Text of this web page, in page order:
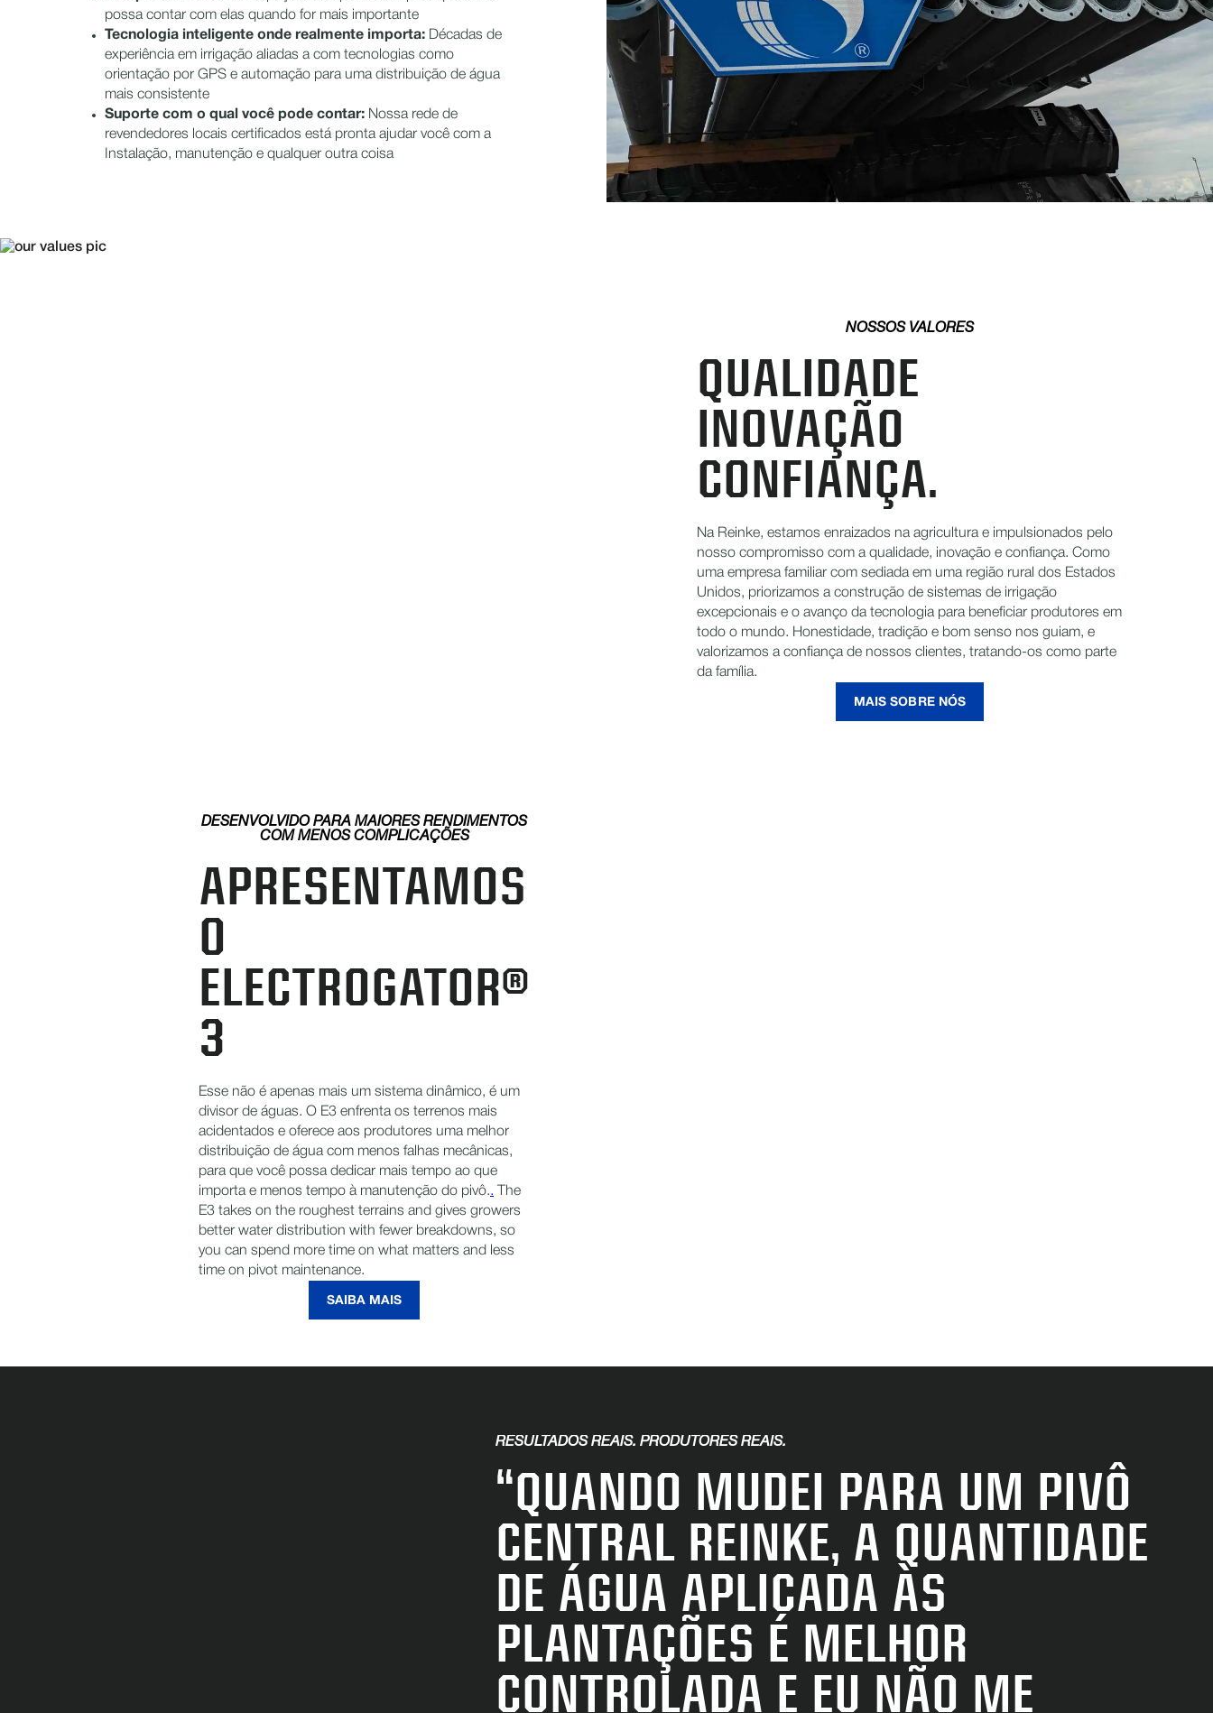
possa contar com elas quando for mais importante
Tecnologia inteligente onde realmente importa: Décadas de
experiência em irrigação aliadas a com tecnologias como
orientação por GPS e automação para uma distribuição de água
mais consistente
Suporte com o qual você pode contar: Nossa rede de
revendedores locais certificados está pronta ajudar você com a
Instalação, manutenção e qualquer outra coisa
NOSSOS VALORES
QUALIDADE
INOVAÇÃO
CONFIANÇA.
Na Reinke, estamos enraizados na agricultura e impulsionados pelo
nosso compromisso com a qualidade, inovação e confiança. Como
uma empresa familiar com sediada em uma região rural dos Estados
Unidos, priorizamos a construção de sistemas de irrigação
excepcionais e o avanço da tecnologia para beneficiar produtores em
todo o mundo. Honestidade, tradição e bom senso nos guiam, e
valorizamos a confiança de nossos clientes, tratando-os como parte
da família.
MAIS SOBRE NÓS
DESENVOLVIDOPARA MAIORES RENDIMENTOS
COM MENOS COMPLICAÇÕES
APRESENTAMOS
O
ELECTROGATOR®
3
Esse não é apenas mais um sistema dinâmico, é um
divisor de águas. O E3 enfrenta os terrenos mais
acidentados e oferece aos produtores uma melhor
distribuição de água com menos falhas mecânicas,
para que você possa dedicar mais tempo ao que
importa e menos tempo à manutenção do pivô.. The
E3 takes on the roughest terrains and gives growers
better water distribution with fewer breakdowns, so
you can spend more time on what matters and less
time on pivot maintenance.
SAIBA MAIS
RESULTADOS REAIS. PRODUTORES REAIS.
“QUANDO MUDEI PARA UM PIVÔ
CENTRAL REINKE, A QUANTIDADE
DE ÁGUA APLICADA ÀS
PLANTAÇÕES É MELHOR
CONTROLADA E EU NÃO ME